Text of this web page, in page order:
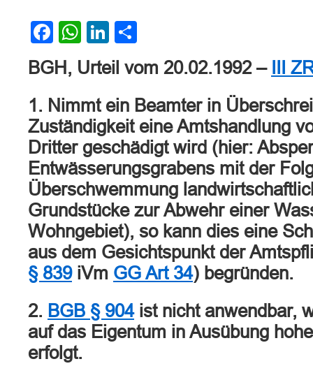
Facebook
WhatsApp
LinkedIn
BGH, Urteil vom 20.02.1992 –
III
1. Nimmt ein Beamter in
Zuständigkeit eine Amtshandlung
Dritter geschädigt wird (hier:
Entwässerungsgrabens mit der
Überschwemmung
Grundstücke zur Abwehr einer
Wohngebiet), so kann dies eine
aus dem Gesichtspunkt der
§ 839iVm GG Art 34) begründen.
2. BGB § 904ist nicht anwendbar,
auf das Eigentum in Ausübung
erfolgt.